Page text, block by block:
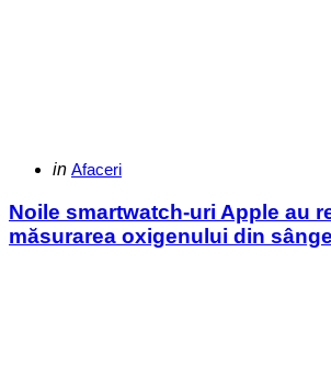
Categories
Posted
in Afaceri
Noile smartwatch-uri Apple au
măsurarea oxigenului din